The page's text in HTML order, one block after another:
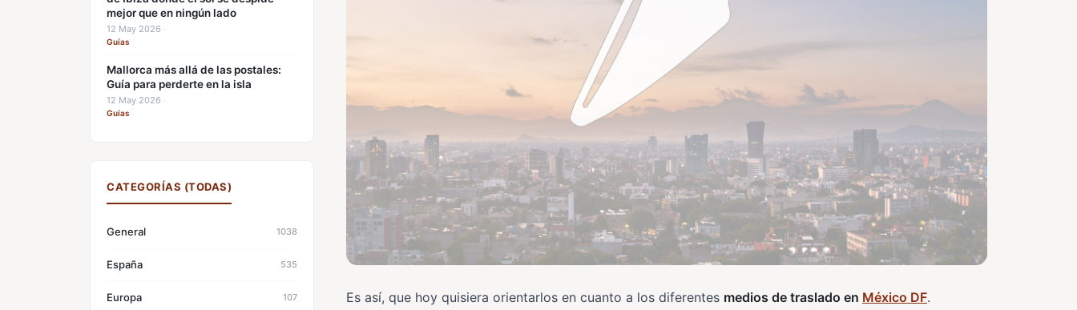
mejor que en ningún lado
12 May 2026 ·
Guías
Mallorca más allá de las postales:
Guía para perderte en la isla
12 May 2026 ·
Guías
CATEGORÍAS (TODAS)
General 1038
España 535
Europa 107 Es así, que hoy quisiera orientarlos en cuanto a los diferentes medios de traslado en México DF.